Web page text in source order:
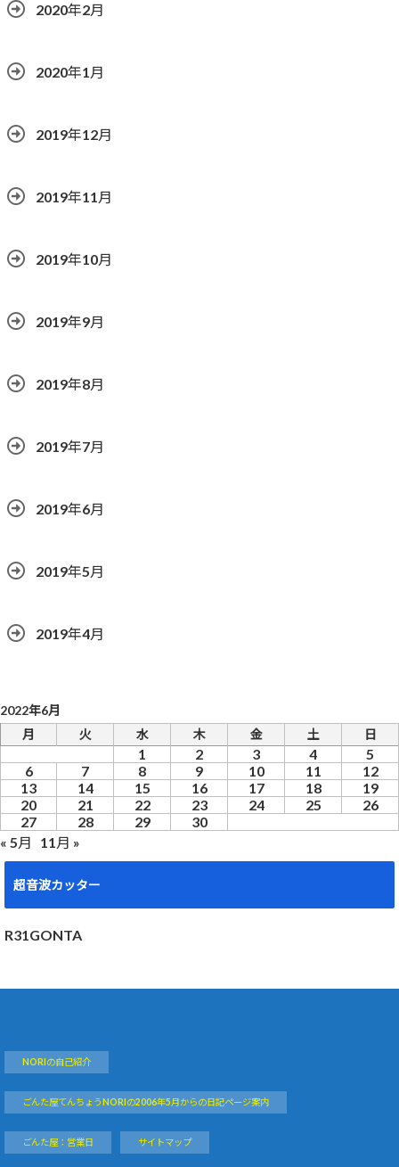
2020年2月
2020年1月
2019年12月
2019年11月
2019年10月
2019年9月
2019年8月
2019年7月
2019年6月
2019年5月
2019年4月
2022年6月
月
火 水 木 金 土 日
1 2 3 4
5
6
7 8 9 10 11
12
13
14 15 16 17 18
19
20
21 22 23 24 25
26
27
28 29
30
« 5月
11月 »
超音波カッター
R31GONTA
NORIの自己紹介
ごんた屋てんちょうNORIの2006年5月からの日記ページ案内
ごんた屋：営業日 サイトマップ